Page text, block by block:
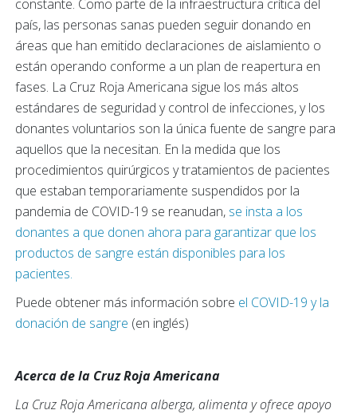
constante. Como parte de la infraestructura crítica del
país, las personas sanas pueden seguir donando en
áreas que han emitido declaraciones de aislamiento o
están operando conforme a un plan de reapertura en
fases. La Cruz Roja Americana sigue los más altos
estándares de seguridad y control de infecciones, y los
donantes voluntarios son la única fuente de sangre para
aquellos que la necesitan. En la medida que los
procedimientos quirúrgicos y tratamientos de pacientes
que estaban temporariamente suspendidos por la
pandemia de COVID-19 se reanudan, se insta a los
donantes a que donen ahora para garantizar que los
productos de sangre están disponibles para los
pacientes.
Puede obtener más información sobre el COVID-19 y la
donación de sangre (en inglés)
Acerca de la Cruz Roja Americana
La Cruz Roja Americana alberga, alimenta y ofrece apoyo